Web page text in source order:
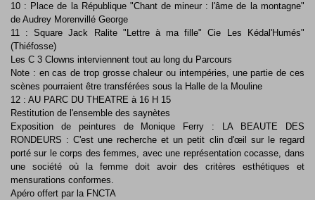
10 : Place de la République "Chant de mineur : l'âme de la montagne"
de Audrey Morenvillé George
11 : Square Jack Ralite "Lettre à ma fille" Cie Les Kédal'Humés"
(Thiéfosse)
Les C 3 Clowns interviennent tout au long du Parcours
Note : en cas de trop grosse chaleur ou intempéries, une partie de ces
scènes pourraient être transférées sous la Halle de la Mouline
12 : AU PARC DU THEATRE à 16 H 15
Restitution de l'ensemble des saynètes
Exposition de peintures de Monique Ferry : LA BEAUTE DES
RONDEURS : C'est une recherche et un petit clin d'œil sur le regard
porté sur le corps des femmes, avec une représentation cocasse, dans
une société où la femme doit avoir des critères esthétiques et
mensurations conformes.
Apéro offert par la FNCTA